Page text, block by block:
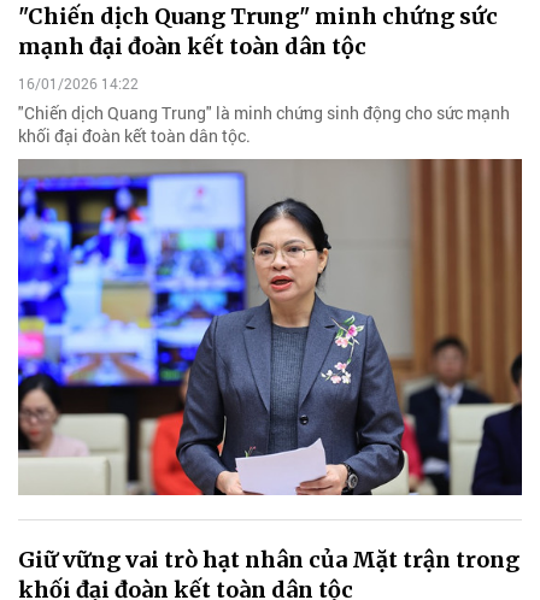
"Chiến dịch Quang Trung" minh chứng sức
mạnh đại đoàn kết toàn dân tộc
16/01/2026 14:22
"Chiến dịch Quang Trung" là minh chứng sinh động cho sức mạnh
khối đại đoàn kết toàn dân tộc.
Giữ vững vai trò hạt nhân của Mặt trận trong
khối đại đoàn kết toàn dân tộc